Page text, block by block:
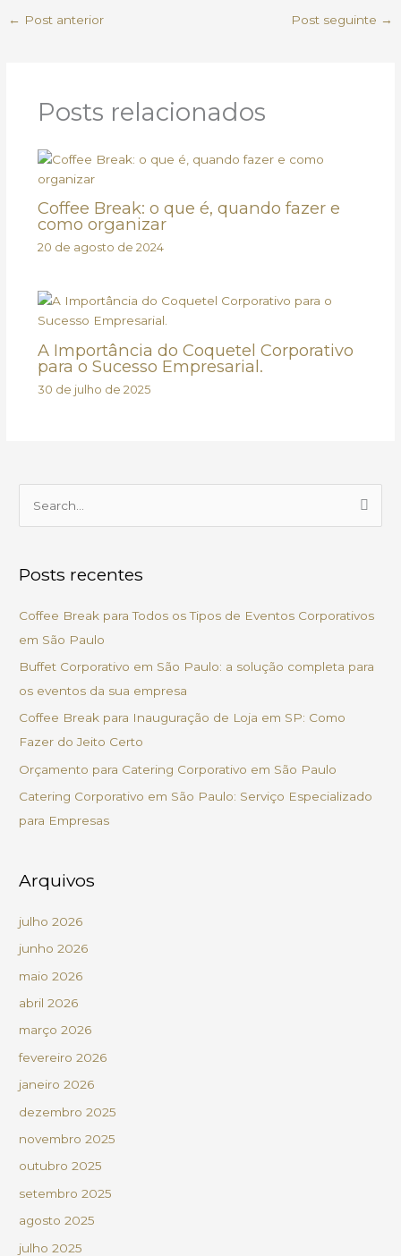
← Post anterior Post seguinte →
Posts relacionados
Coffee Break: o que é, quando fazer e
como organizar
20 de agosto de 2024
A Importância do Coquetel Corporativo
para o Sucesso Empresarial.
30 de julho de 2025
q
p
o
r
:
Posts recentes
Coffee Break para Todos os Tipos de Eventos Corporativos
em São Paulo
Buffet Corporativo em São Paulo: a solução completa para
os eventos da sua empresa
Coffee Break para Inauguração de Loja em SP: Como
Fazer do Jeito Certo
Orçamento para Catering Corporativo em São Paulo
Catering Corporativo em São Paulo: Serviço Especializado
para Empresas
Arquivos
julho 2026
junho 2026
maio 2026
abril 2026
março 2026
fevereiro 2026
janeiro 2026
dezembro 2025
novembro 2025
outubro 2025
setembro 2025
agosto 2025
julho 2025